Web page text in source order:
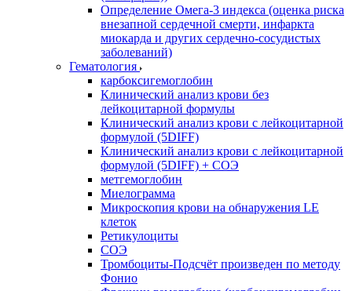
Определение Омега-3 индекса (оценка риска
внезапной сердечной смерти, инфаркта
миокарда и других сердечно-сосудистых
заболеваний)
Гематология
карбоксигемоглобин
Клинический анализ крови без
лейкоцитарной формулы
Клинический анализ крови с лейкоцитарной
формулой (5DIFF)
Клинический анализ крови с лейкоцитарной
формулой (5DIFF) + СОЭ
метгемоглобин
Миелограмма
Микроскопия крови на обнаружения LE
клеток
Ретикулоциты
СОЭ
Тромбоциты-Подсчёт произведен по методу
Фонио